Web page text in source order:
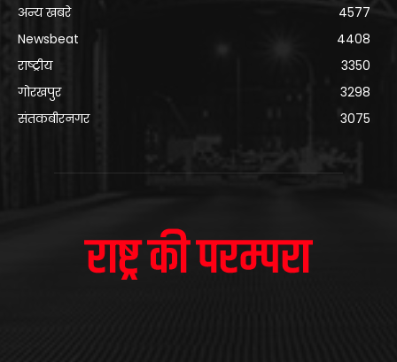
अन्य खबरे
4577
Newsbeat
4408
राष्ट्रीय
3350
गोरखपुर
3298
संतकबीरनगर
3075